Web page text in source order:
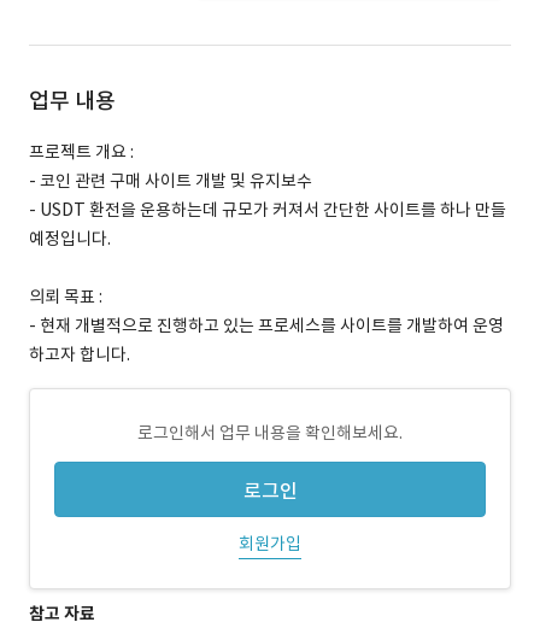
업무 내용
프로젝트 개요 :
- 코인 관련 구매 사이트 개발 및 유지보수
- USDT 환전을 운용하는데 규모가 커져서 간단한 사이트를 하나 만들
예정입니다.
의뢰 목표 :
- 현재 개별적으로 진행하고 있는 프로세스를 사이트를 개발하여 운영
하고자 합니다.
로그인해서 업무 내용을 확인해보세요.
로그인
회원가입
참고 자료